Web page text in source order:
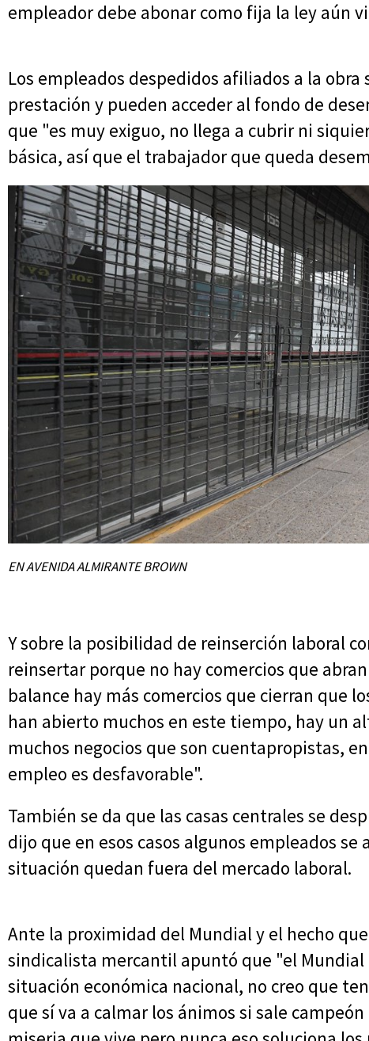
empleador debe abonar como fija la ley aún
Los empleados despedidos afiliados a la
prestación y pueden acceder al fondo de
que "es muy exiguo, no llega a cubrir ni
básica, así que el trabajador que queda
EN AVENIDA ALMIRANTE BROWN
Y sobre la posibilidad de reinserción laboral
reinsertar porque no hay comercios que
balance hay más comercios que cierran que
han abierto muchos en este tiempo, hay un
muchos negocios que son cuentapropistas,
empleo es desfavorable".
También se da que las casas centrales se
dijo que en esos casos algunos empleados se
situación quedan fuera del mercado laboral.
Ante la proximidad del Mundial y el hecho
sindicalista mercantil apuntó que "el Mundial
situación económica nacional, no creo que
que sí va a calmar los ánimos si sale